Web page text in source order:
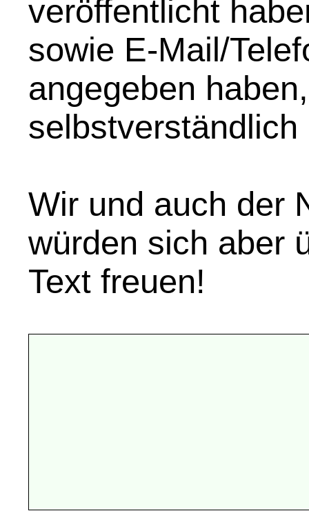
veröffentlicht
sowie E-Mail/
angegeben
Wir und auch der
würden sich aber
Text freuen!